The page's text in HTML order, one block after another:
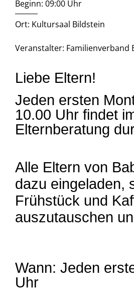
Beginn: 09:00 Uhr
Ort: Kultursaal Bildstein
Veranstalter:
Liebe Eltern!
Jeden ersten
10.00 Uhr findet
Elternberatung
Alle Eltern von
dazu eingeladen,
Frühstück und
auszutauschen
Wann: Jeden
Uhr